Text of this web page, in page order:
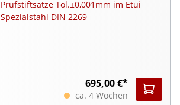
Prüfstiftsätze Tol.±0,001mm im Etui
Spezialstahl DIN 2269
695,00 €*
ca. 4 Wochen